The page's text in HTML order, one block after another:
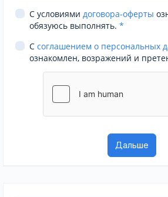
С условиями договора-оферты
обязуюсь выполнять. *
С соглашением о персональных
ознакомлен, возражений и